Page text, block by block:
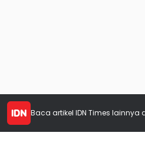
Baca artikel IDN Times lainnya